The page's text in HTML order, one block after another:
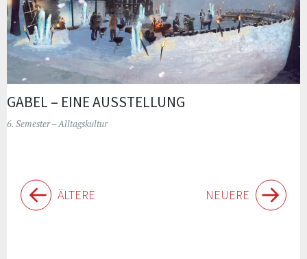
GABEL – EINE AUSSTELLUNG
6. Semester – Alltagskultur
Beiträge-
Navigation
ÄLTERE NEUERE